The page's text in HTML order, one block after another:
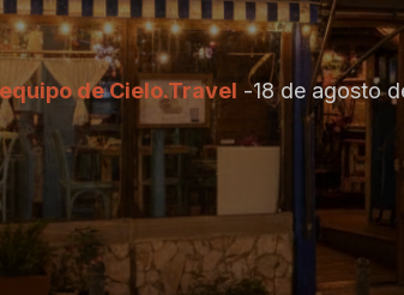
de Cielo.Travel -18 de agosto